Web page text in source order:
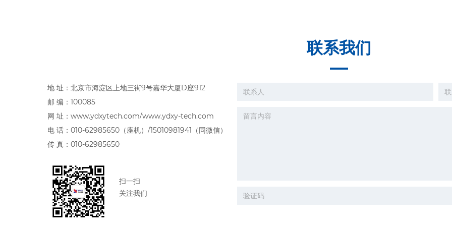
地 址：北京市海淀区上地三街9号嘉华大厦D座912
邮 编：100085
网 址：www.ydxytech.com/www.ydxy-tech.com
电 话：010-62985650（座机）/15010981941（同微信）
传 真：010-62985650
扫一扫
关注我们
联系我们